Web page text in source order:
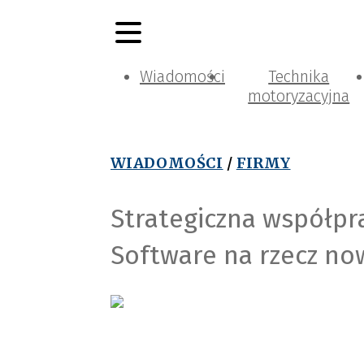
Wiadomości
Technika
motoryzacyjna
WIADOMOŚCI / FIRMY
Strategiczna
Software na rzecz